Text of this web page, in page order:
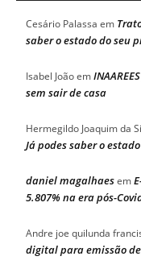
Cesário Palassa em
saber o estado do seu
Isabel Joãoem
sem sair de casa
Hermegildo Joaquim da
Já podes saber o
daniel magalhaesem
5.807% na era pós-
Andre joe quilunda
digital para emissão